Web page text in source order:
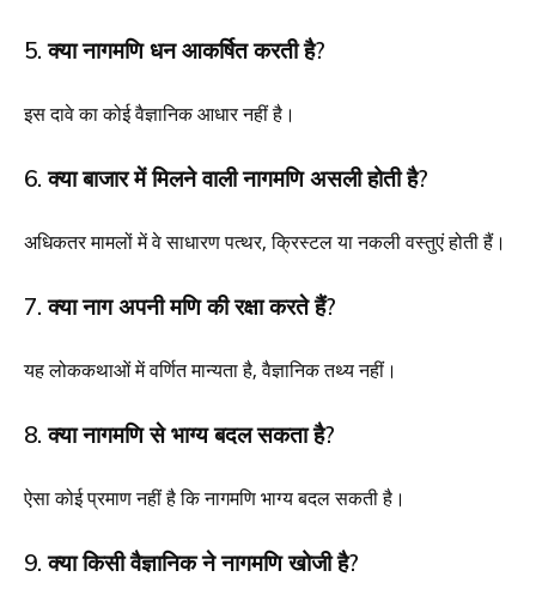
5. क्या नागमणि धन आकर्षित करती है?
इस दावे का कोई वैज्ञानिक आधार नहीं है।
6. क्या बाजार में मिलने वाली नागमणि असली होती है?
अधिकतर मामलों में वे साधारण पत्थर, क्रिस्टल या नकली वस्तुएं होती हैं।
7. क्या नाग अपनी मणि की रक्षा करते हैं?
यह लोककथाओं में वर्णित मान्यता है, वैज्ञानिक तथ्य नहीं।
8. क्या नागमणि से भाग्य बदल सकता है?
ऐसा कोई प्रमाण नहीं है कि नागमणि भाग्य बदल सकती है।
9. क्या किसी वैज्ञानिक ने नागमणि खोजी है?